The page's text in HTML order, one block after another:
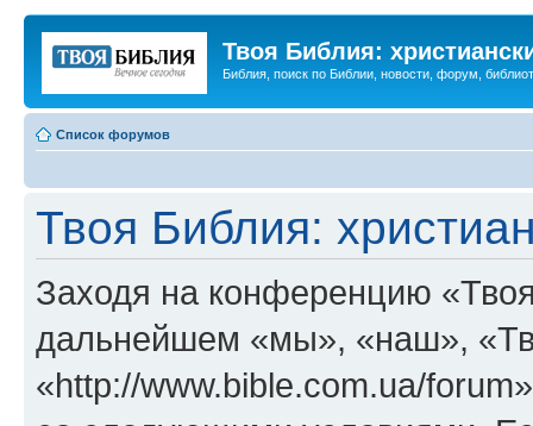
Твоя Библия:
Библия, поиск по Библии, новости, форум,
Список форумов
Твоя Библия:
Заходя на конференцию
дальнейшем «мы», «наш»,
«http://www.bible.com.ua/